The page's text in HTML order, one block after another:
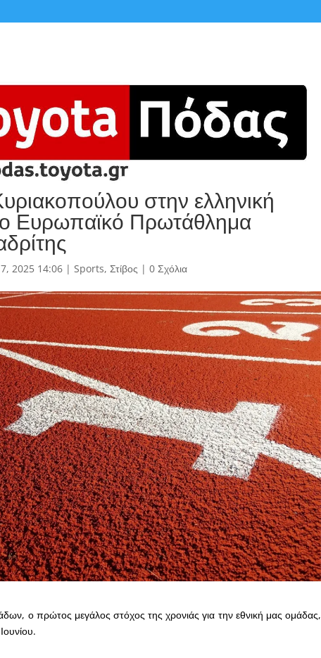
στην ελληνική
Ευρωπαϊκό Πρωτάθλημα
2025 14:06| Sports, Στίβος | 0 Σχόλια
ο πρώτος μεγάλος στόχος της χρονιάς για την εθνική μας ομάδας,